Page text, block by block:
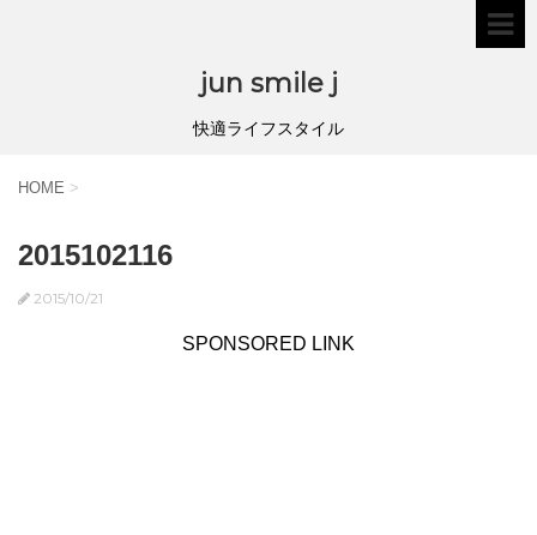
jun smile j
快適ライフスタイル
HOME >
2015102116
2015/10/21
SPONSORED LINK